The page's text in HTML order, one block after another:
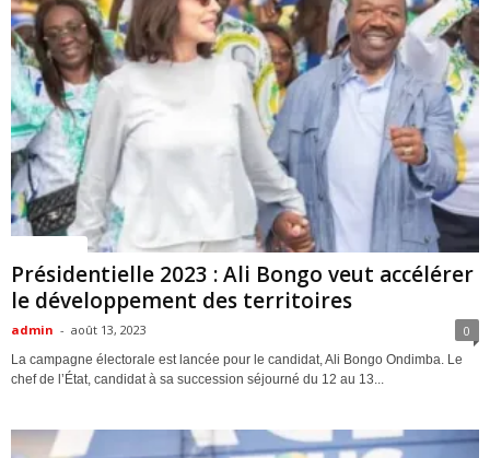
Présidentielle 2023 : Ali Bongo veut accélérer
le développement des territoires
admin - août 13, 2023 0
La campagne électorale est lancée pour le candidat, Ali Bongo Ondimba. Le
chef de l’État, candidat à sa succession séjourné du 12 au 13...